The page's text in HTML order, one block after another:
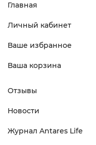
Главная
Личный кабинет
Ваше избранное
Ваша корзина
Отзывы
Новости
Журнал Antares Life